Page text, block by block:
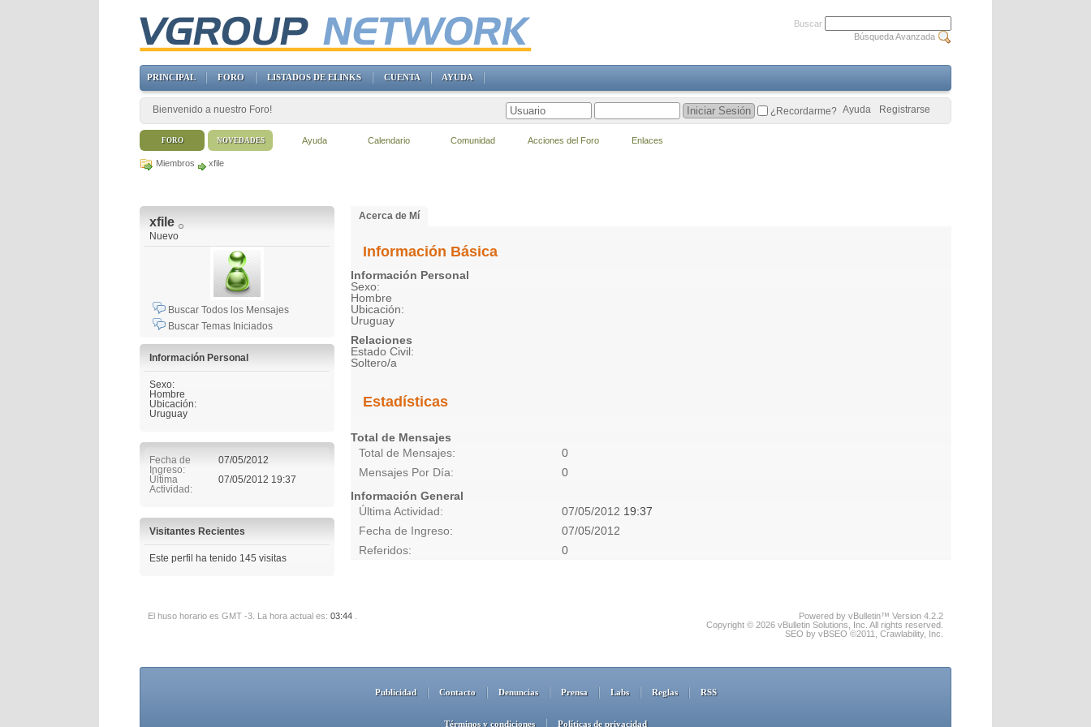
Miembros xfile
xfile
Nuevo
Buscar Todos los Mensajes
Buscar Temas Iniciados
Información Personal
Sexo:
Hombre
Ubicación:
Uruguay
Fecha de
Ingreso
07/05/2012
Última
Actividad
07/05/2012 19:37
Visitantes Recientes
Este perfil ha tenido 145 visitas
Acerca de Mí
Información Básica
Información Personal
Sexo:
Hombre
Ubicación:
Uruguay
Relaciones
Estado Civil:
Soltero/a
Estadísticas
Total de Mensajes
Total de Mensajes
0
Mensajes Por Día
0
Información General
Última Actividad
07/05/2012 19:37
Fecha de Ingreso
07/05/2012
Referidos
0
El huso horario es GMT -3. La hora actual es: 03:44
Powered by vBulletin™ Version 4.2.2
Copyright © 2026 vBulletin Solutions, Inc. All rights reserved.
SEO by vBSEO ©2011, Crawlability, Inc.
Publicidad Contacto Denuncias Prensa Labs Reglas RSS
Términos y condiciones Políticas de privacidad
Buscar
Búsqueda Avanzada
PRINCIPAL FORO LISTADOS DE ELINKS CUENTA AYUDA
Bienvenido a nuestro Foro! Registrarse
Ayuda
¿Recordarme?
FORO Ayuda Calendario Comunidad Acciones del Foro Enlaces
NOVEDADES